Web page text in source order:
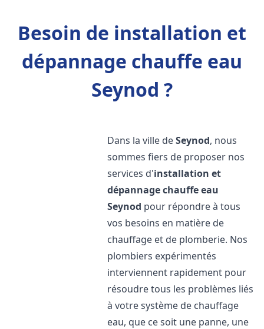
Besoin de installation et
dépannage chauffe eau
Seynod ?
Dans la ville deSeynod, nous
sommes fiers de proposer nos
services d'installation et
dépannage chauffe eau
Seynod pour répondre à tous
vos besoins en matière de
chauffage et de plomberie. Nos
plombiers expérimentés
interviennent rapidement pour
résoudre tous les problèmes liés
à votre système de chauffage
eau, que ce soit une panne, une